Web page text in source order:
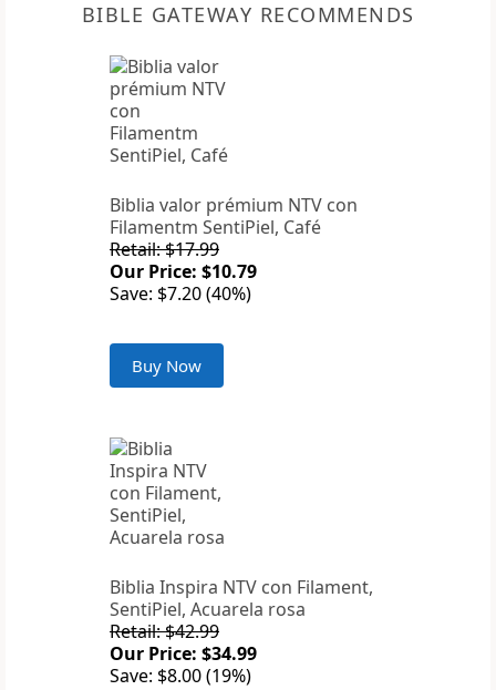
BIBLE GATEWAY RECOMMENDS
Biblia valor prémium NTV con
Filamentm SentiPiel, Café
Retail: $17.99
Our Price: $10.79
Save: $7.20 (40%)
Buy Now
Biblia Inspira NTV con Filament,
SentiPiel, Acuarela rosa
Retail: $42.99
Our Price: $34.99
Save: $8.00 (19%)